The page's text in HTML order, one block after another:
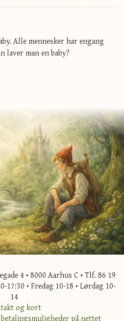
Alle mennesker har engang
laver man en baby?
4 • 8000 Aarhus C • Tlf. 86 19
17:30 • Fredag 10-18 • Lørdag 10-
14
og kort
på nettet